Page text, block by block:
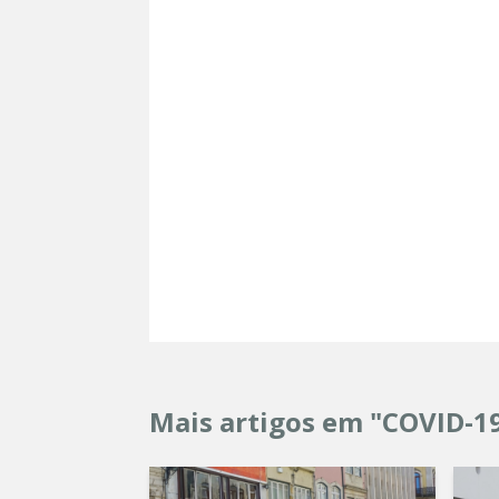
Mais artigos em "COVID-